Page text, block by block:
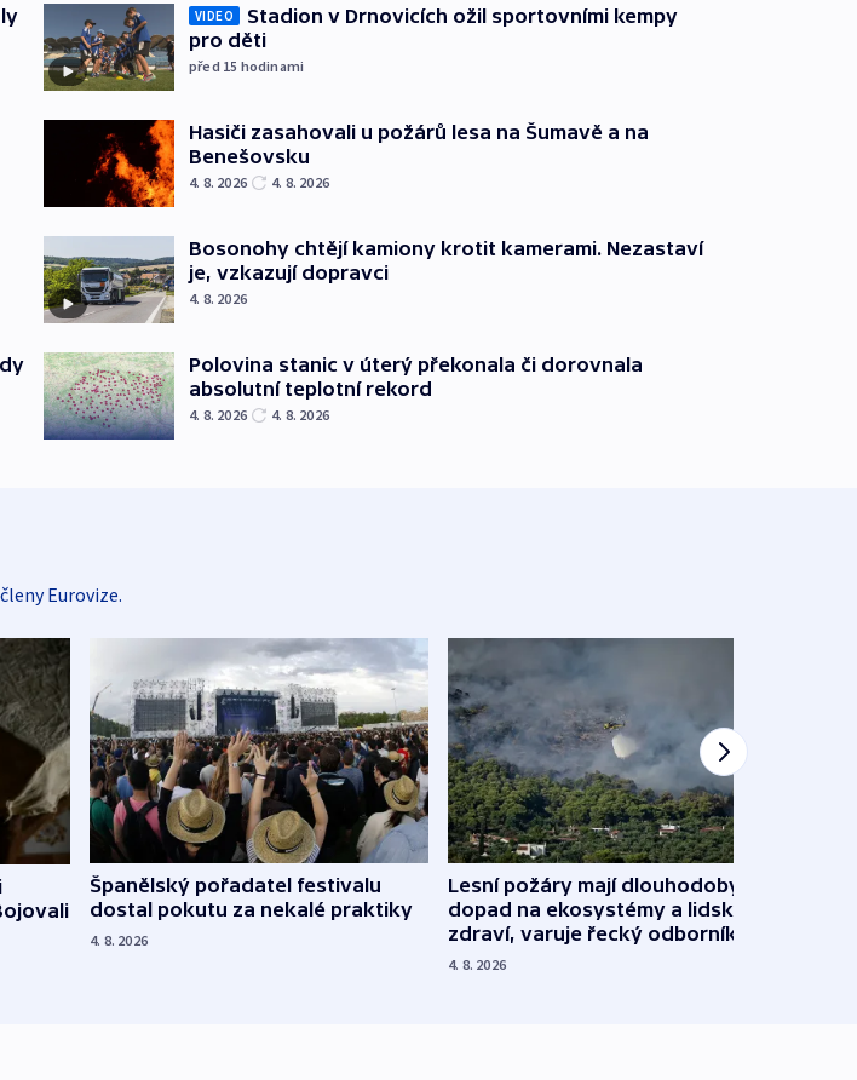
VIDEO
Stadion v Drnovicích ožil sportovními kempy
pro děti
před 15 hodinami
Hasiči zasahovali u požárů lesa na Šumavě a na
Benešovsku
4. 8. 2026 4. 8. 2026
Bosonohy chtějí kamiony krotit kamerami. Nezastaví
je, vzkazují dopravci
4. 8. 2026
Polovina stanic v úterý překonala či dorovnala
absolutní teplotní rekord
4. 8. 2026 4. 8. 2026
Eurovize.
Španělský pořadatel festivalu
dostal pokutu za nekalé praktiky
4. 8. 2026
Lesní požáry mají dlouhodobý
dopad na ekosystémy a lidské
zdraví, varuje řecký odborník
4. 8. 2026